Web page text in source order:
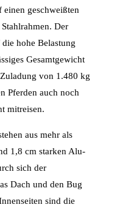
einen geschweißten
Der
hohe Belastung
Gesamtgewicht
von 1.480 kg
Pferden auch noch
mitreisen.
aus mehr als
1,8 cm starken Alu-
sich der
Dach und den Bug
sind die